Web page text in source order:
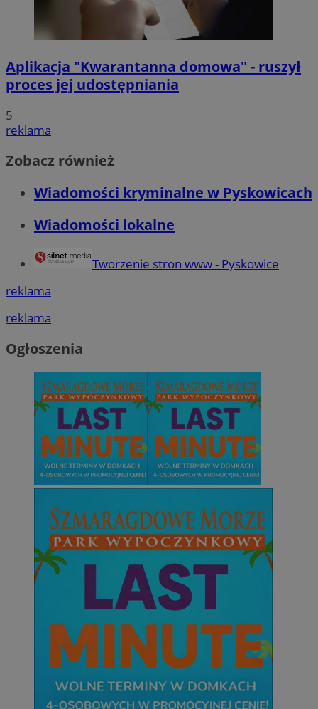
Aplikacja "Kwarantanna domowa" - ruszył
proces jej udostępniania
5
reklama
Zobacz również
Wiadomości kryminalne w Pyskowicach
Wiadomości lokalne
Tworzenie stron www - Pyskowice
reklama
reklama
Ogłoszenia